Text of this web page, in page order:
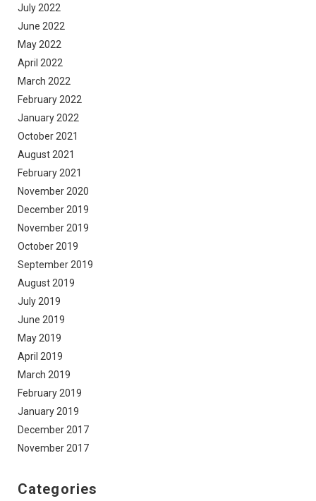
July 2022
June 2022
May 2022
April 2022
March 2022
February 2022
January 2022
October 2021
August 2021
February 2021
November 2020
December 2019
November 2019
October 2019
September 2019
August 2019
July 2019
June 2019
May 2019
April 2019
March 2019
February 2019
January 2019
December 2017
November 2017
Categories